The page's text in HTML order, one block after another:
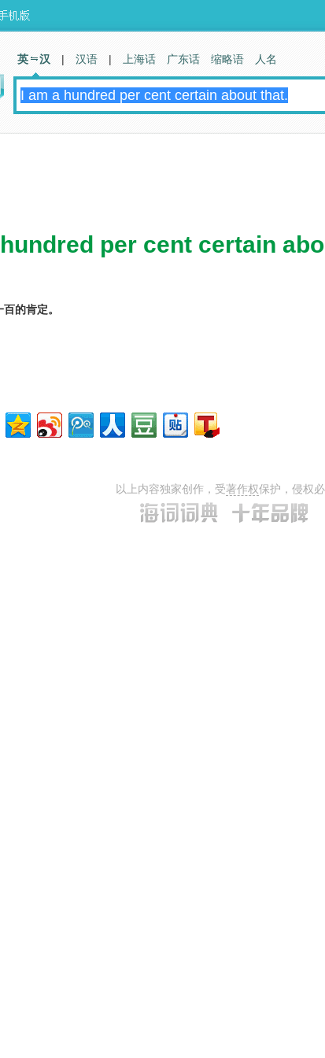
per cent certain
的肯定。
以上内容独家创作，受著作权保护，侵权
英 汉 | 汉语 | 上海话 广东话 缩略语 人名